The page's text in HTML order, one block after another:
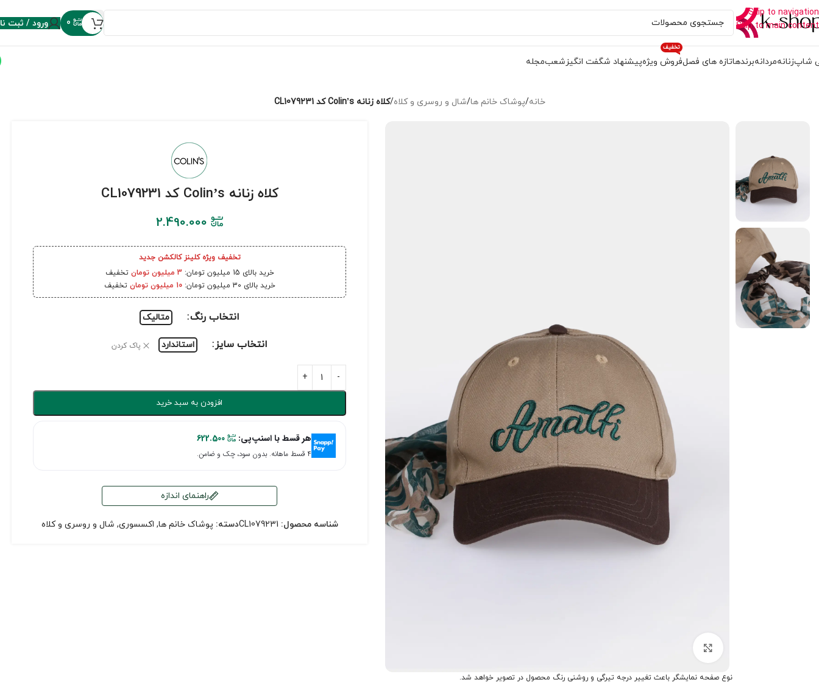
Skip to navigation
Skip to main content
0 ورود / ثبت
شاپزنانهمردانهبرندهاتازه های فصلفروش ویژه
تخفیف
پیشنهاد شگفت انگیز شعبمجله
خانه/پوشاک خانم ها/شال و روسری و کلاه/کلاه زنانه Colin’s کد CL1079231
نوع صفحه نمایشگر باعث تغییر درجه تیرگی و روشنی رنگ محصول در تصویر خواهد شد.
کلاه زنانه Colin’s کد CL1079231
2.490.000
تخفیف ویژه کلینز کالکشن جدید
خرید بالای 15 میلیون تومان:
3 میلیون تومان
تخفیف
خرید بالای 30 میلیون تومان:
10 میلیون تومان تخفیف
انتخاب رنگ متالیک
انتخاب سایز استاندارد پاک کردن
افزودن به سبد خرید
هر قسط با اسنپ‌پی: 622.500
۴ قسط ماهانه. بدون سود، چک و ضامن.
راهنمای اندازه
شناسه محصول: CL1079231دسته: پوشاک خانم ها, اکسسوری, شال و روسری و کلاه